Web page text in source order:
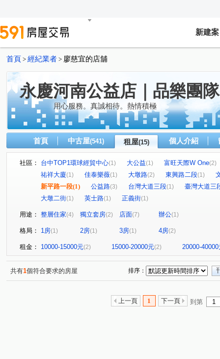
新建案
首頁 > 經紀業者 > 廖慈宜的店舖
永慶河南公益店｜品樂團隊
用心服務。真誠相待。熱情積極
首頁 中古屋(541) 租屋(15) 個人介紹
社區： 台中TOP1環球經貿中心(1) 大公益(1) 富旺天際W One(2)
祐祥大廈(1) 佳泰樂薇(1) 大墩路(2) 東興路二段(1)
新平路一段(1) 公益路(3) 台灣大道三段(1)
臺灣大道三
大墩二街(1) 英士路(1) 正義街(1)
用途： 整層住家(4) 獨立套房(2) 店面(7) 辦公(1)
格局： 1房(1) 2房(1) 3房(1) 4房(2)
租金： 10000-15000元(2) 15000-20000元(2) 20000-40000
共有1個符合要求的房屋 排序：
上一頁 1 下一頁 到第